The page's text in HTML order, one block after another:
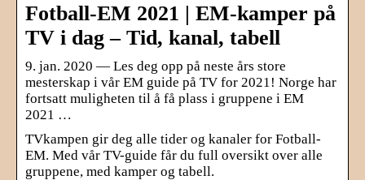
Fotball-EM 2021 | EM-kamper på
TV i dag – Tid, kanal, tabell
9. jan. 2020 — Les deg opp på neste års store
mesterskap i vår EM guide på TV for 2021! Norge har
fortsatt muligheten til å få plass i gruppene i EM
2021 …
TVkampen gir deg alle tider og kanaler for Fotball-
EM. Med vår TV-guide får du full oversikt over alle
gruppene, med kamper og tabell.